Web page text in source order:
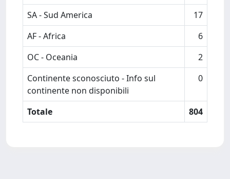
SA - Sud America
17
AF - Africa
6
OC - Oceania
2
Continente sconosciuto - Info sul
continente non disponibili
0
Totale 804